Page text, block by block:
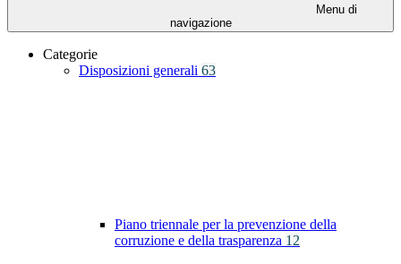
Menu di
navigazione
Categorie
Disposizioni generali 63
Piano triennale per la prevenzione della
corruzione e della trasparenza 12